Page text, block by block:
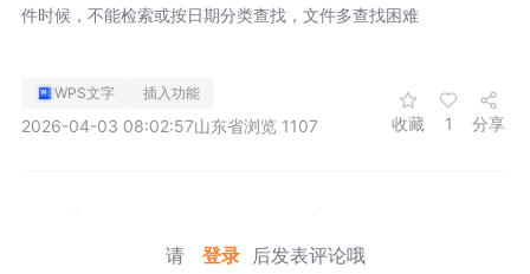
件时候，不能检索或按日期分类查找，文件多查找困难
WPS文字 插入功能
2026-04-03 08:02:57山东省浏览 1107 收藏 1 分享
请 登录 后发表评论哦